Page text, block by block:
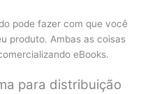
pode fazer com que você
produto. Ambas as coisas
eBooks.
para distribuição